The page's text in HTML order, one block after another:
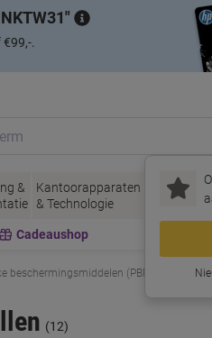
.
&
Kantoorapparaten
& Technologie
Inkt &
Toner
&
Cadeaushop
beschermingsmiddelen (PBM)
(12)